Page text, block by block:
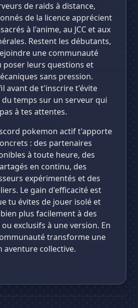
de raids à distance,
de la licence apprécient
à l'anime, au JCC et aux
Restent les débutants,
une communauté
poser leurs questions et
sans pression.
avant de t'inscrire t'évite
temps sur un serveur qui
à tes attentes.
pokemon actif t'apporte
: des partenaires
à toute heure, des
en continu, des
expérimentés et des
Le gain d'efficacité est
tu évites de jouer isolé et
plus facilement à des
exclusifs à une version. En
transforme une
aventure collective.